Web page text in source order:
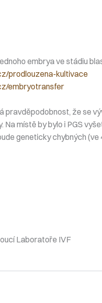
embrya ve stádiu
prodlouzena-kultivace
embryotransfer
pravděpodobnost, že se
místě by bylo i PGS
geneticky chybných
Laboratoře IVF